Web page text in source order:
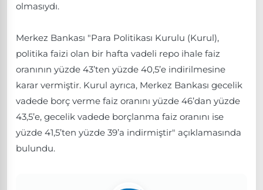
olmasıydı.
Merkez Bankası "Para Politikası Kurulu (Kurul),
politika faizi olan bir hafta vadeli repo ihale faiz
oranının yüzde 43’ten yüzde 40,5’e indirilmesine
karar vermiştir. Kurul ayrıca, Merkez Bankası gecelik
vadede borç verme faiz oranını yüzde 46’dan yüzde
43,5’e, gecelik vadede borçlanma faiz oranını ise
yüzde 41,5’ten yüzde 39’a indirmiştir" açıklamasında
bulundu.